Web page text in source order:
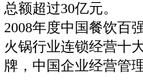
总额超过30亿元。
2008年度中国餐饮百
火锅行业连锁经营十
牌，中国企业经营管